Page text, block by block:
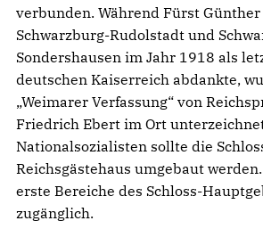
verbunden. Während Fürst
Schwarzburg-Rudolstadt und
Sondershausen im Jahr 1918 als
deutschen Kaiserreich abdankte,
„Weimarer Verfassung“ von
Friedrich Ebert im Ort
Nationalsozialisten sollte die
Reichsgästehaus umgebaut
erste Bereiche des Schloss-
zugänglich.